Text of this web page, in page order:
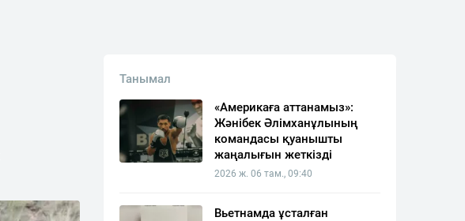
Танымал
«Америкаға аттанамыз»:
Жәнібек Әлімханұлының
командасы қуанышты
жаңалығын жеткізді
2026 ж. 06 там., 09:40
Вьетнамда ұсталған